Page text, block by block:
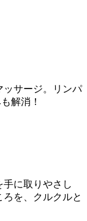
ッサージ。リンパ
解消！
に取りやさし
を、クルクルと